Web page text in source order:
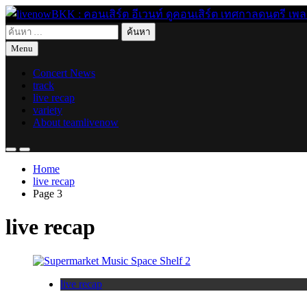
Skip
to
content
livenowBKK : คอนเสิร์ต อีเวนท์ ดูคอนเสิร์ต เทศกาลดนตรี เพลง
live for today
ค้นหา
สำหรับ:
Menu
Concert News
track
live recap
variety
About teamlivenow
Home
live recap
Page 3
live recap
live recap